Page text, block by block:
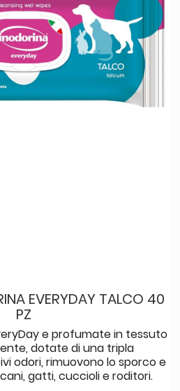
EVERYDAY TALCO 40
PZ
e profumate in tessuto
dotate di una tripla
odori, rimuovono lo sporco e
gatti, cuccioli e roditori.